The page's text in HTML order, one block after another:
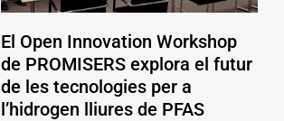
El Open Innovation Workshop
de PROMISERS explora el futur
de les tecnologies per a
l’hidrogen lliures de PFAS